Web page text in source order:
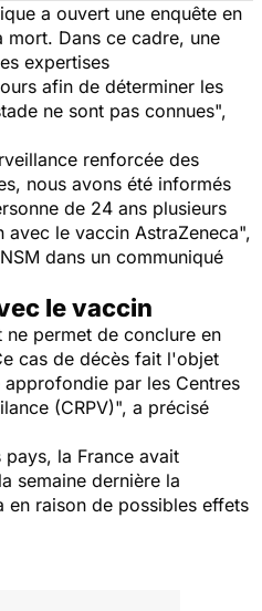
a ouvert une enquête en
mort. Dans ce cadre, une
expertises
afin de déterminer les
ne sont pas connues",
renforcée des
nous avons été informés
de 24 ans plusieurs
avec le vaccin AstraZeneca",
dans un communiqué
le vaccin
ne permet de conclure en
cas de décès fait l'objet
approfondie par les Centres
(CRPV)", a précisé
la France avait
semaine dernière la
en raison de possibles effets